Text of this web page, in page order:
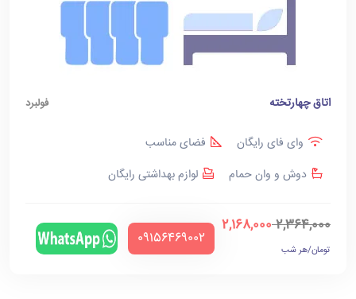
اتاق چهارتخته فولبرد
وای فای رایگان
فضای مناسب
دوش و وان حمام
لوازم بهداشتی رایگان
2,364,000
2,168,000
تومان/هر شب
‪09156469002‬